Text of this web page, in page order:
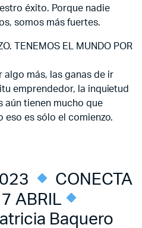
éxito. Porque nadie
somos más fuertes.
TENEMOS EL MUNDO POR
más, las ganas de ir
emprendedor, la inquietud
aún tienen mucho que
eso es sólo el comienzo.
CONECTA
ABRIL
Baquero